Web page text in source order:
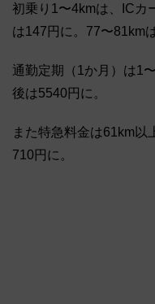
初乗り1〜4kmは、ICカ
は147円に。77〜81km
通勤定期（1か月）は1
後は5540円に。
また特急料金は61km以
710円に。